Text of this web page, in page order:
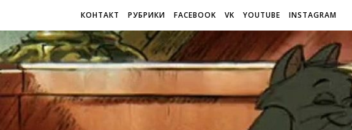
КОНТАКТ РУБРИКИ FACEBOOK VK YOUTUBE INSTAGRAM